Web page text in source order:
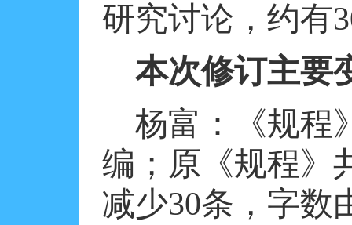
研究讨论，约有
本次修订主要
杨富：《规程
编；原《规程》
减少30条，字数